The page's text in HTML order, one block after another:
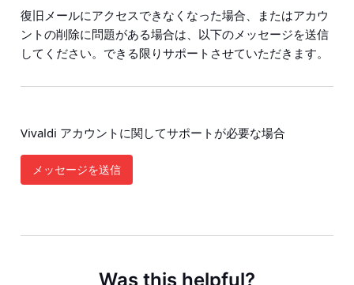
復旧メールにアクセスできなくなった場合、またはアカウ
ントの削除に問題がある場合は、以下のメッセージを送信
してください。できる限りサポートさせていただきます。
Vivaldi アカウントに関してサポートが必要な場合
メッセージを送信
Was this helpful?